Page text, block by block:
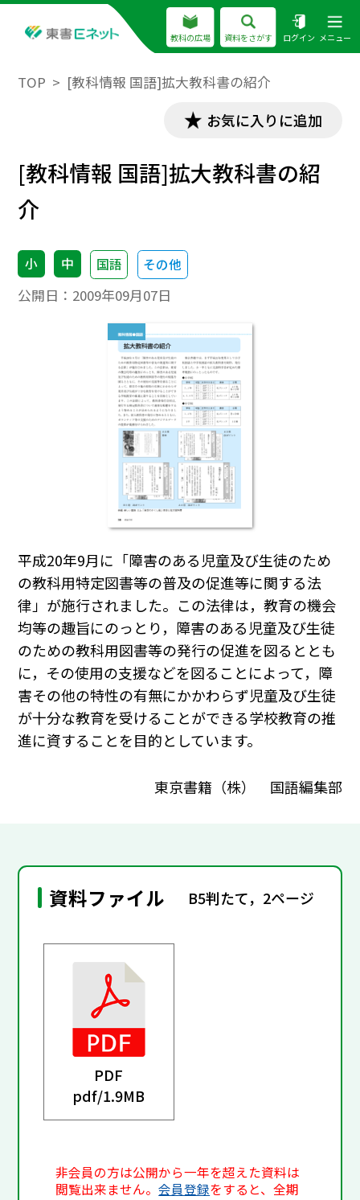
教科の広場 資料をさがす ログイン メニュー
TOP [教科情報 国語]拡大教科書の紹介
お気に入りに追加
[教科情報 国語]拡大教科書の紹
介
小 中 国語 その他
公開日： 2009年09月07日
平成20年9月に「障害のある児童及び生徒のため
の教科用特定図書等の普及の促進等に関する法
律」が施行されました。この法律は，教育の機会
均等の趣旨にのっとり，障害のある児童及び生徒
のための教科用図書等の発行の促進を図るととも
に，その使用の支援などを図ることによって，障
害その他の特性の有無にかかわらず児童及び生徒
が十分な教育を受けることができる学校教育の推
進に資することを目的としています。
東京書籍（株） 国語編集部
資料ファイル B5判たて，2ページ
PDF
pdf/1.9MB
非会員の方は公開から一年を超えた資料は
閲覧出来ません。会員登録をすると、全期